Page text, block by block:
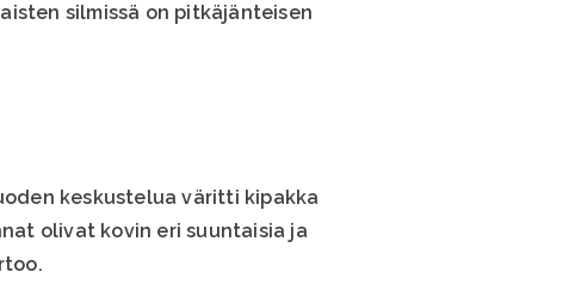
silmissä on pitkäjänteisen
keskustelua väritti kipakka
olivat kovin eri suuntaisia ja